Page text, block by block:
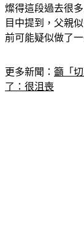
目中提到，父親
前可能疑似做了
了：很沮喪